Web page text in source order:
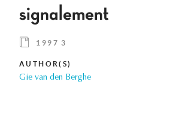
signalement
1997 3
AUTHOR(S)
Gie van den Berghe